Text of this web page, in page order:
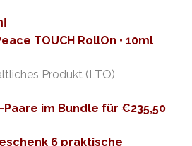
TOUCH RollOn • 10ml
Produkt (LTO)
Paare im Bundle für €235,50
6 praktische